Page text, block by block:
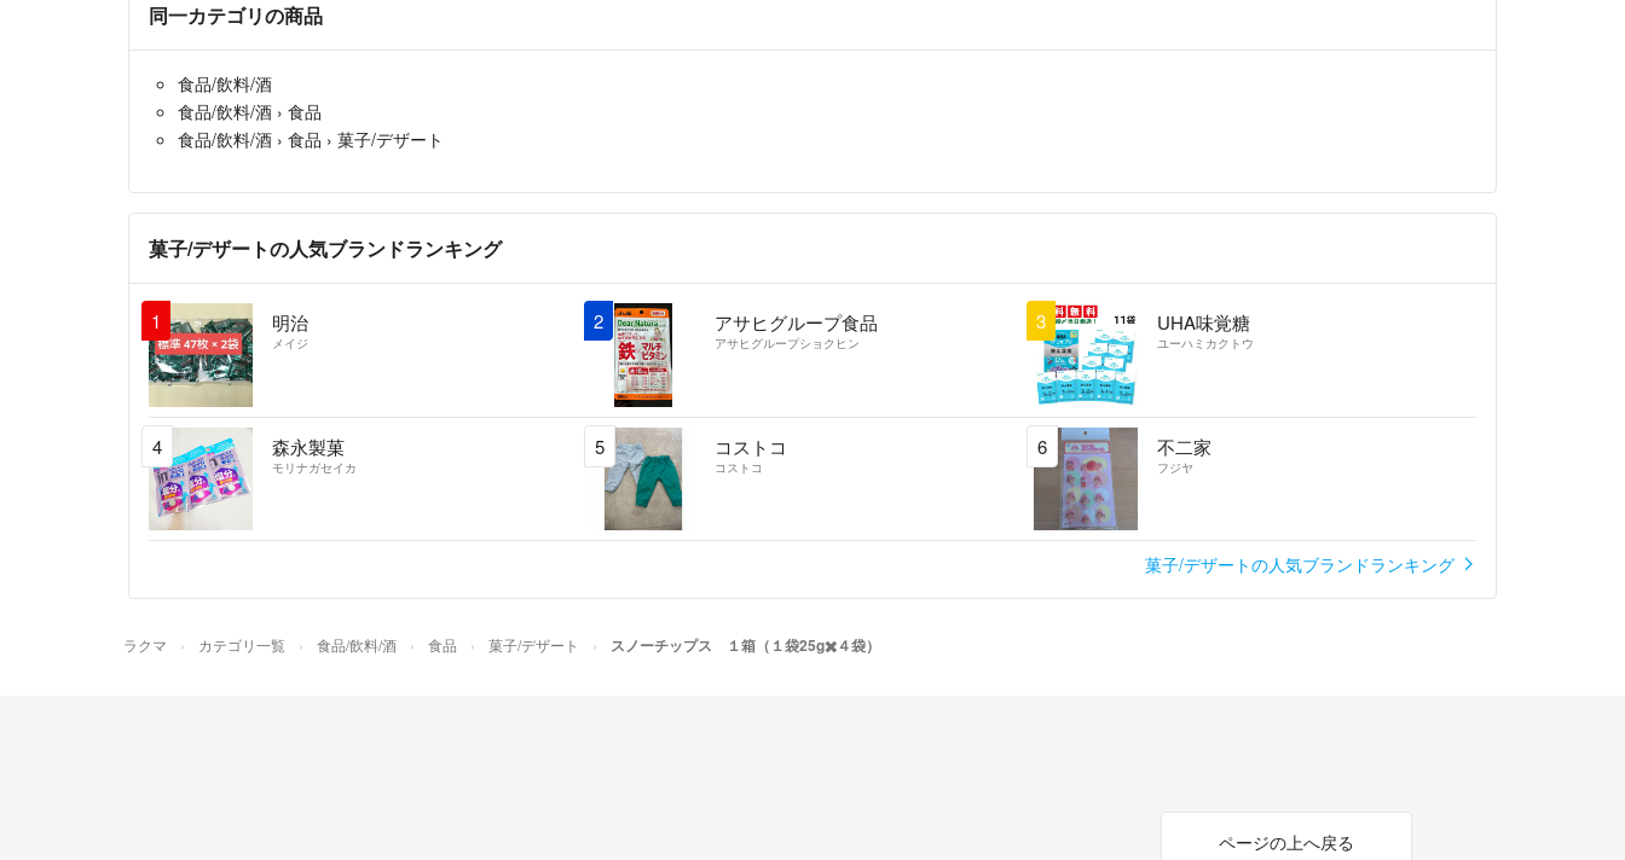
いですので、こちらは如何なる場合でも評価までさせて頂きます。
同一カテゴリの商品
食品/飲料/酒
食品/飲料/酒 › 食品
食品/飲料/酒 › 食品 › 菓子/デザート
菓子/デザートの人気ブランドランキング
1 明治
メイジ
2 アサヒグループ食品
アサヒグループショクヒン
3 UHA味覚糖
ユーハミカクトウ
4 森永製菓
モリナガセイカ
5 コストコ
コストコ
6 不二家
フジヤ
菓子/デザートの人気ブランドランキング
ラクマ カテゴリ一覧 食品/飲料/酒 食品 菓子/デザート スノーチップス １箱（１袋25g✖️４袋）
ページの上へ戻る